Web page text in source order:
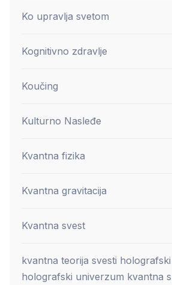
Ko upravlja svetom
Kognitivno zdravlje
Koučing
Kulturno Nasleđe
Kvantna fizika
Kvantna gravitacija
Kvantna svest
kvantna teorija svesti
holografski univerzum kvantna